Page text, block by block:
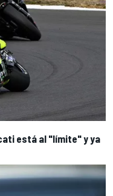
está al "límite" y ya